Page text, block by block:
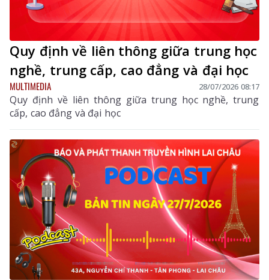
Quy định về liên thông giữa trung học
nghề, trung cấp, cao đẳng và đại học
MULTIMEDIA 28/07/2026 08:17
Quy định về liên thông giữa trung học nghề, trung
cấp, cao đẳng và đại học